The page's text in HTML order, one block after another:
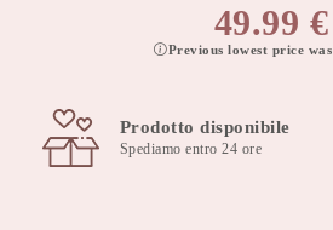
cm
nunki
stella
49.99 €
Previous lowest price was
Prodotto disponibile
Spediamo entro 24 ore